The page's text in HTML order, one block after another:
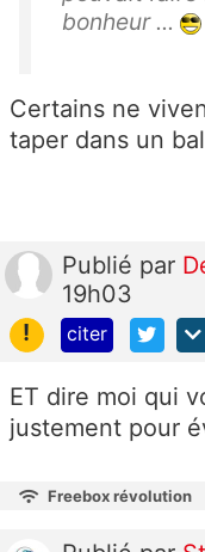
bonheur ...
Certains ne
taper dans un
Publié par
19h03
!
citer
ET dire moi qui
justement pour
Freebox révolution